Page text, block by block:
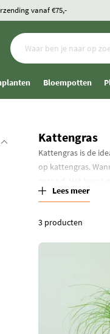
vanaf €75,-
Bloempotten
Kattengras
Kattengras is de
op kattengras.
Lees meer
3 producten